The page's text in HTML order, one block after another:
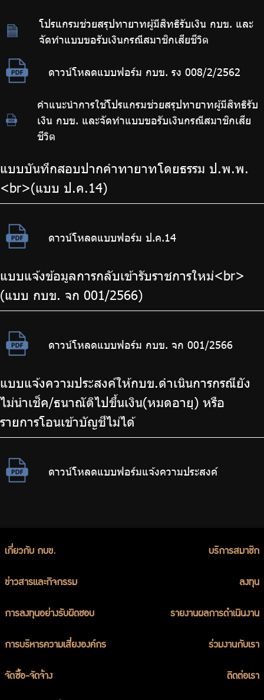
โปรแกรมช่วยสรุปทายาทผู้มีสิทธิรับเงิน กบข. และ
จัดทำแบบขอรับเงินกรณีสมาชิกเสียชีวิต
ดาวน์โหลดแบบฟอร์ม กบข. รง 008/2/2562
คำแนะนำการใช้โปรแกรมช่วยสรุปทายาทผู้มีสิทธิรับ
เงิน กบข. และจัดทำแบบขอรับเงินกรณีสมาชิกเสีย
ชีวิต
แบบบันทึกสอบปากคำทายาทโดยธรรม ป.พ.พ.
<br>(แบบ ป.ค.14)
ดาวน์โหลดแบบฟอร์ม ป.ค.14
แบบแจ้งข้อมูลการกลับเข้ารับราชการใหม่<br>
(แบบ กบข. จก 001/2566)
ดาวน์โหลดแบบฟอร์ม กบข. จก 001/2566
แบบแจ้งความประสงค์ให้กบข.ดำเนินการกรณียัง
ไม่นำเช็ค/ธนาณัติไปขึ้นเงิน(หมดอายุ) หรือ
รายการโอนเข้าบัญชีไม่ได้
ดาวน์โหลดแบบฟอร์มแจ้งความประสงค์
เกี่ยวกับ กบข. บริการสมาชิก
ข่าวสารและกิจกรรม ลงทุน
การลงทุนอย่างรับผิดชอบ รายงานผลการดำเนินงาน
การบริหารความเสี่ยงองค์กร ร่วมงานกับเรา
จัดซื้อ-จัดจ้าง ติดต่อเรา